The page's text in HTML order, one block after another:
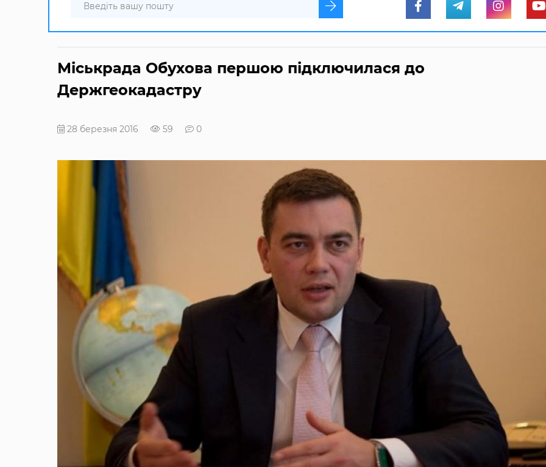
Міськрада Обухова першою підключилася до
Держгеокадастру
28 березня 2016 59 0